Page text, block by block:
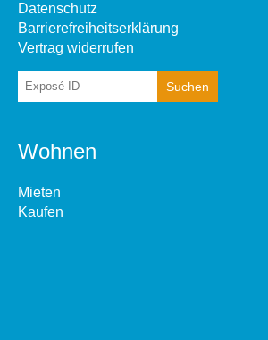
Datenschutz
Barrierefreiheitserklärung
Vertrag widerrufen
Wohnen
Mieten
Kaufen